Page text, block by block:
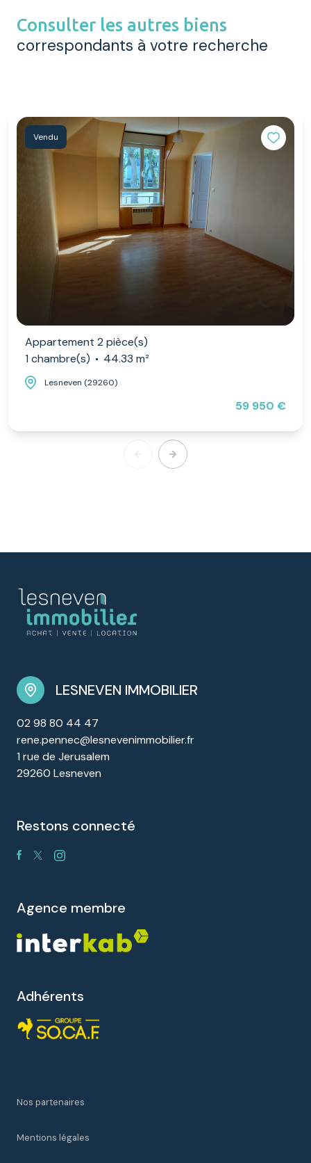
Consulter les autres biens
correspondants à votre recherche
Vendu
Appartement 2 pièce(s)
1 chambre(s)
44.33 m²
Lesneven (29260)
59 950 €
LESNEVEN IMMOBILIER
02 98 80 44 47
rene.pennec@lesnevenimmobilier.fr
1 rue de Jerusalem
29260 Lesneven
restons connecté
agence membre
Adhérents
Nos partenaires
Mentions légales